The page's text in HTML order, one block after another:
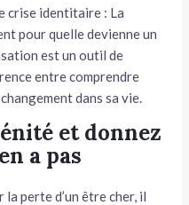
crise identitaire : La
pour quelle devienne un
est un outil de
entre comprendre
dans sa vie.
et donnez
a pas
la perte d’un être cher, il